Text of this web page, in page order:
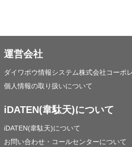
運営会社
ダイワボウ情報システム株式会社コーポ
個人情報の取り扱いについて
iDATEN(韋駄天)について
iDATEN(韋駄天)について
お問い合わせ・コールセンターについて